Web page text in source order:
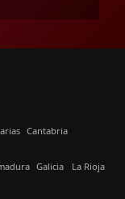
Cantabria
Galicia La Rioja